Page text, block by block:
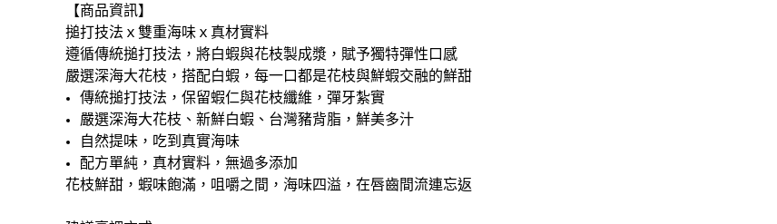
【商品資訊】
搥打技法ｘ雙重海味ｘ真材實料
遵循傳統搥打技法，將⽩蝦與花枝製成漿，賦予獨特彈性⼝感
嚴選深海⼤花枝，搭配⽩蝦，每⼀⼝都是花枝與鮮蝦交融的鮮甜
傳統搥打技法，保留蝦仁與花枝纖維，彈牙紮實
嚴選深海⼤花枝、新鮮⽩蝦、台灣豬背脂，鮮美多汁
⾃然提味，吃到真實海味
配⽅單純，真材實料，無過多添加
花枝鮮甜，蝦味飽滿，咀嚼之間，海味四溢，在唇⿒間流連忘返